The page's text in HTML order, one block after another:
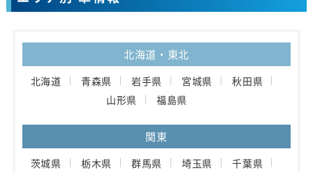
北海道・東北
北海道 青森県 岩手県 宮城県
秋田県
山形県
福島県
関東
茨城県 栃木県 群馬県 埼玉県
千葉県